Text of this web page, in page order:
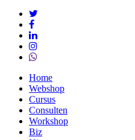
twitter
facebook
linkedin
instagram
whatsapp
Close
Menu
Home
Webshop
Cursus
Consulten
Workshop
Biz